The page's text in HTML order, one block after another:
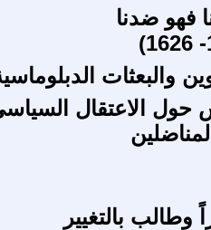
فهو ضدنا
والبعثات
حول الاعتقال
وطالب بالتغيير